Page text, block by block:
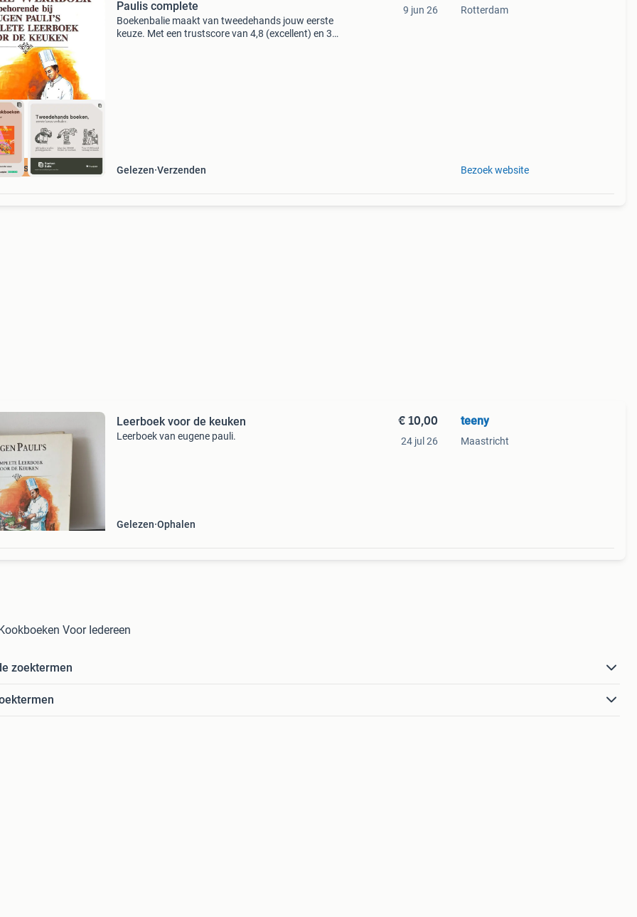
prijs
Paulis complete
Boekenbalie maakt van tweedehands jouw eerste
keuze. Met een trustscore van 4,8 (excellent) en 30
Gelezen Verzenden
9 jun 26 Rotterdam
Bezoek website
Leerboek voor de keuken
Leerboek van eugene pauli.
Gelezen Ophalen
€ 10,00
24 jul 26
teeny
Maastricht
Voor Iedereen
zoektermen